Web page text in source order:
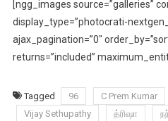
[ngg_images source=”galleries”
display_type=”photocrati-
ajax_pagination=”0″
returns=”included”
Tagged 96 C Prem Kumar
Vijay Sethupathy
த்ரிஷா